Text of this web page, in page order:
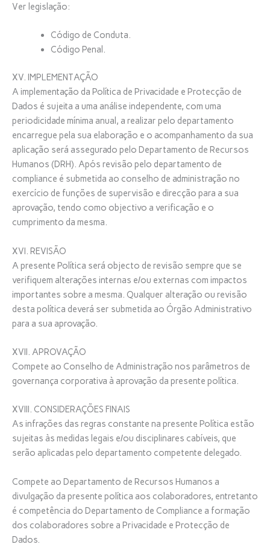
Ver legislação:
Código de Conduta.
Código Penal.
XV. IMPLEMENTAÇÃO
A implementação da Política de Privacidade e Protecção de
Dados é sujeita a uma análise independente, com uma
periodicidade mínima anual, a realizar pelo departamento
encarregue pela sua elaboração e o acompanhamento da sua
aplicação será assegurado pelo Departamento de Recursos
Humanos (DRH). Após revisão pelo departamento de
compliance é submetida ao conselho de administração no
exercício de funções de supervisão e direcção para a sua
aprovação, tendo como objectivo a verificação e o
cumprimento da mesma.
XVI. REVISÃO
A presente Política será objecto de revisão sempre que se
verifiquem alterações internas e/ou externas com impactos
importantes sobre a mesma. Qualquer alteração ou revisão
desta política deverá ser submetida ao Órgão Administrativo
para a sua aprovação.
XVII. APROVAÇÃO
Compete ao Conselho de Administração nos parâmetros de
governança corporativa à aprovação da presente política.
XVIII. CONSIDERAÇÕES FINAIS
As infrações das regras constante na presente Política estão
sujeitas às medidas legais e/ou disciplinares cabíveis, que
serão aplicadas pelo departamento competente delegado.
Compete ao Departamento de Recursos Humanos a
divulgação da presente política aos colaboradores, entretanto
é competência do Departamento de Compliance a formação
dos colaboradores sobre a Privacidade e Protecção de
Dados.